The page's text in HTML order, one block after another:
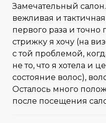
Замечательный
вежливая и
первого раза и
стрижку я хочу (на
с той проблемой,
не то, что я хотела и
состояние волос),
Осталось много
после посещения